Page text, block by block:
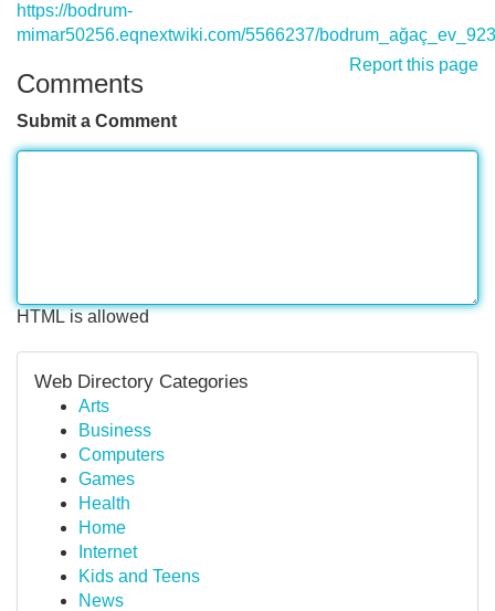
https://bodrum-
mimar50256.eqnextwiki.com/5566237/bodrum_ağaç_ev_923
Report this page
Comments
Submit a Comment
HTML is allowed
Web Directory Categories
Arts
Business
Computers
Games
Health
Home
Internet
Kids and Teens
News